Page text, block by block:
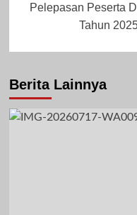
Pelepasan Peserta
Tahun
Berita Lainnya